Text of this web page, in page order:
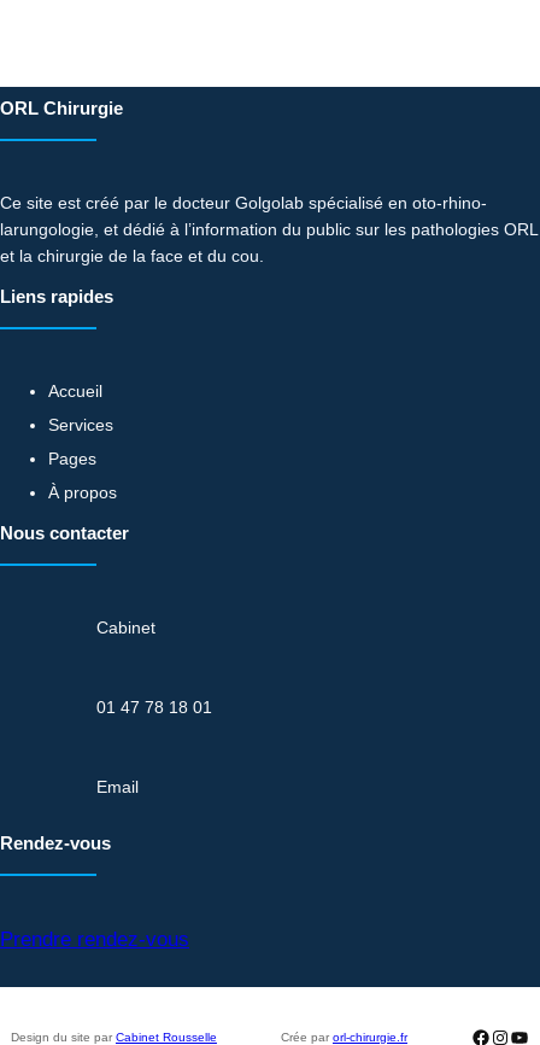
ORL Chirurgie
Ce site est créé par le docteur Golgolab spécialisé en oto-rhino-
larungologie, et dédié à l’information du public sur les pathologies ORL
et la chirurgie de la face et du cou.
Liens rapides
Accueil
Services
Pages
À propos
Nous contacter
Cabinet
01 47 78 18 01
Email
Rendez-vous
Prendre rendez-vous
Design du site par Cabinet Rousselle Crée par orl-chirurgie.fr